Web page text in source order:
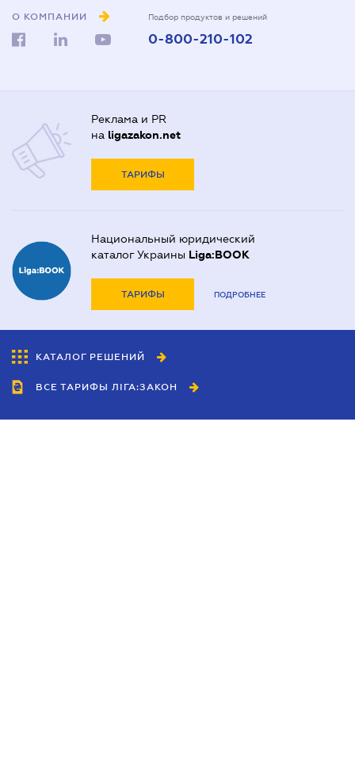
О КОМПАНИИ Подбор продуктов и решений
0-800-210-102
Реклама и PR
на ligazakon.net
ТАРИФЫ
Национальный юридический
каталог Украины Liga:BOOK
ТАРИФЫ ПОДРОБНЕЕ
КАТАЛОГ РЕШЕНИЙ
ВСЕ ТАРИФЫ ЛІГА:ЗАКОН